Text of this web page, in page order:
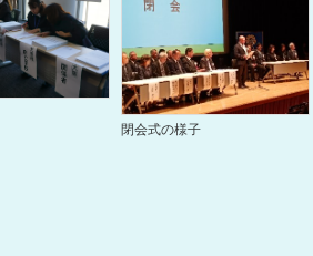
閉会式の様子